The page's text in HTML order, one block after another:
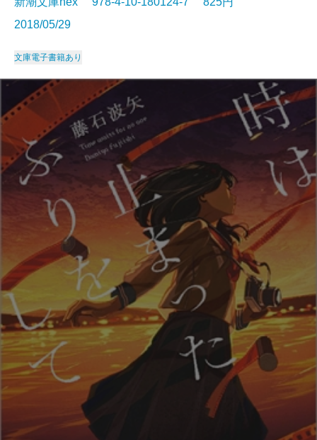
2018/05/29
文庫電子書籍あり